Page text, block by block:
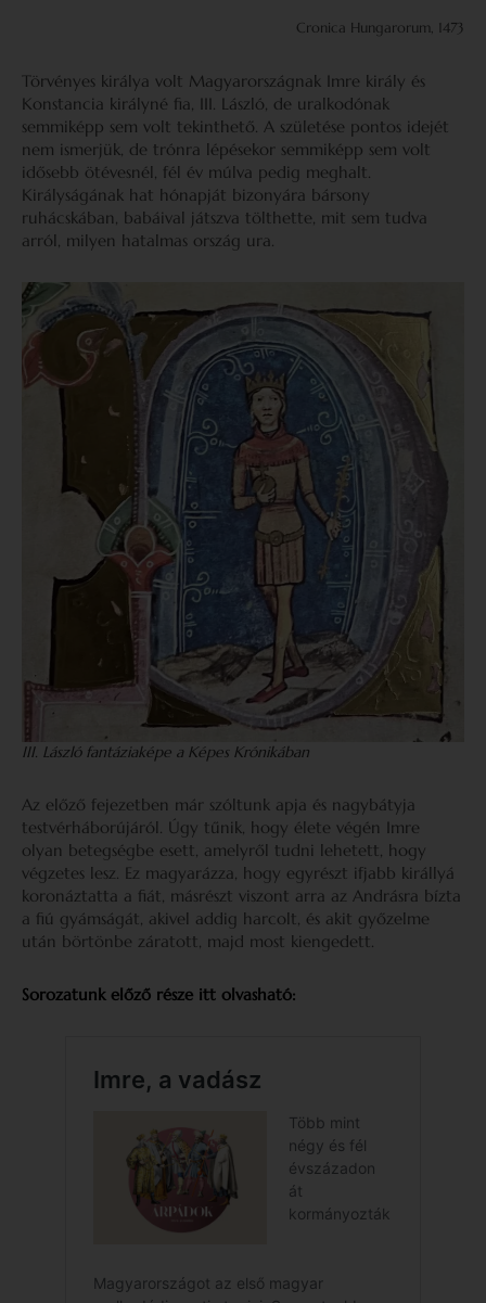
Cronica Hungarorum, 1473
Törvényes királya volt Magyarországnak Imre király és
Konstancia királyné fia, III. László, de uralkodónak
semmiképp sem volt tekinthető. A születése pontos idejét
nem ismerjük, de trónra lépésekor semmiképp sem volt
idősebb ötévesnél, fél év múlva pedig meghalt.
Királyságának hat hónapját bizonyára bársony
ruhácskában, babáival játszva tölthette, mit sem tudva
arról, milyen hatalmas ország ura.
III. László fantáziaképe a Képes Krónikában
Az előző fejezetben már szóltunk apja és nagybátyja
testvérháborújáról. Úgy tűnik, hogy élete végén Imre
olyan betegségbe esett, amelyről tudni lehetett, hogy
végzetes lesz. Ez magyarázza, hogy egyrészt ifjabb királlyá
koronáztatta a fiát, másrészt viszont arra az Andrásra bízta
a fiú gyámságát, akivel addig harcolt, és akit győzelme
után börtönbe záratott, majd most kiengedett.
Sorozatunk előző része itt olvasható: